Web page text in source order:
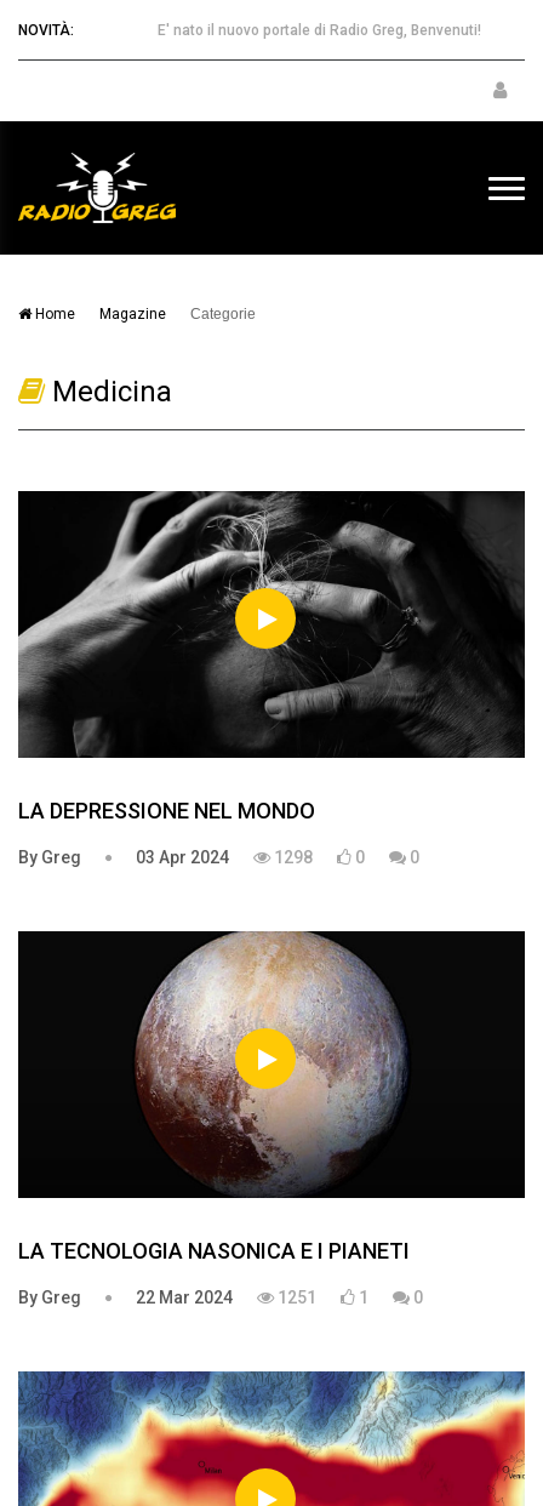
NOVITÀ: E' nato il nuovo portale di Radio Greg, Benvenuti!
Home Magazine Categorie
Medicina
LA DEPRESSIONE NEL MONDO
By Greg 03 Apr 2024 1298 0 0
LA TECNOLOGIA NASONICA E I PIANETI
By Greg 22 Mar 2024 1251 1 0